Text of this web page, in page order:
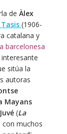
de Àlex
(1906-
catalana y
barcelonesa
sitúa la
autoras
Mayans
(La
con muchos